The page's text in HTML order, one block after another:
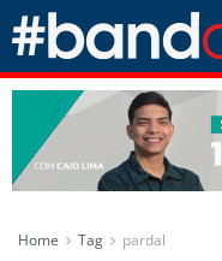
Home Tag pardal